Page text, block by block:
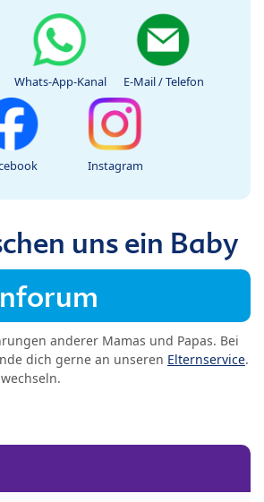
Whats-App-Kanal E-Mail / Telefon
Instagram
uns ein Baby
anderer Mamas und Papas. Bei
dich gerne an unseren Elternservice.
wechseln.